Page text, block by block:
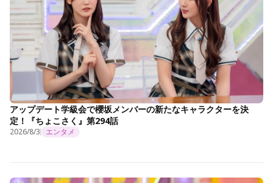
アップデート学級会で櫻坂メンバーの新たなキャラクターを決
定！『ちょこさく』第294話
2026/8/3 エンタメ